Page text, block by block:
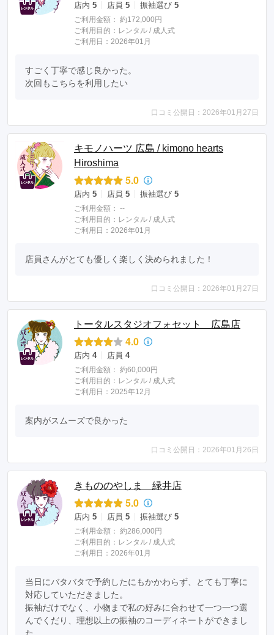
店内 5 店員 5 振袖選び 5
ご利用金額： 約172,000円
ご利用目的： レンタル / 成人式
ご利用日：2026年01月
すごく丁寧で感じ良かった。
次回もこちらを利用したい
口コミ公開日：2026年01月27日
キモノハーツ 広島 / kimono hearts
Hiroshima
5.0
店内 5 店員 5 振袖選び 5
ご利用金額： --
ご利用目的： レンタル / 成人式
ご利用日：2026年01月
店員さんがとても優しく楽しく決められました！
口コミ公開日：2026年01月27日
トータルスタジオフォセット 広島店
4.0
店内 4 店員 4
ご利用金額： 約60,000円
ご利用目的： レンタル / 成人式
ご利用日：2025年12月
案内がスムーズで良かった
口コミ公開日：2026年01月26日
きもののやしま 緑井店
5.0
店内 5 店員 5 振袖選び 5
ご利用金額： 約286,000円
ご利用目的： レンタル / 成人式
ご利用日：2026年01月
当日にバタバタで予約したにもかかわらず、とても丁寧に
対応していただきました。
振袖だけでなく、小物まで私の好みに合わせて一つ一つ選
んでくだり、理想以上の振袖のコーディネートができまし